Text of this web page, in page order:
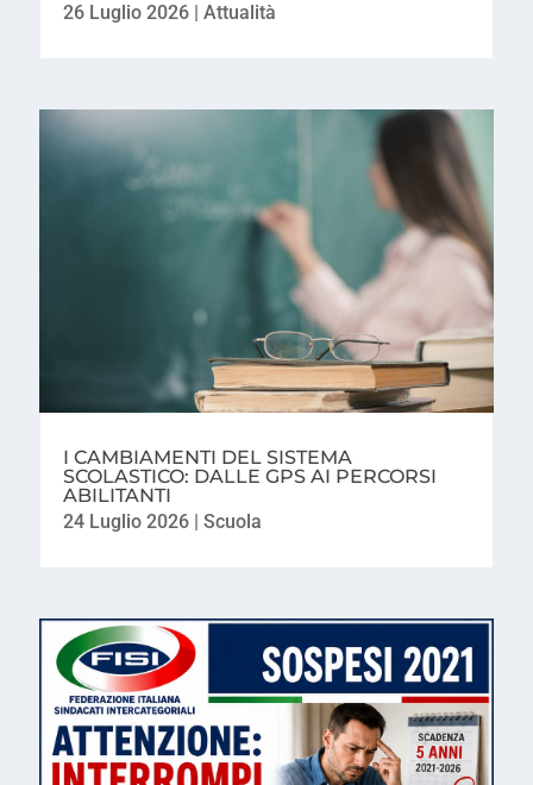
26 Luglio 2026| Attualità
I CAMBIAMENTI DEL SISTEMA
SCOLASTICO: DALLE GPS AI PERCORSI
ABILITANTI
24 Luglio 2026| Scuola